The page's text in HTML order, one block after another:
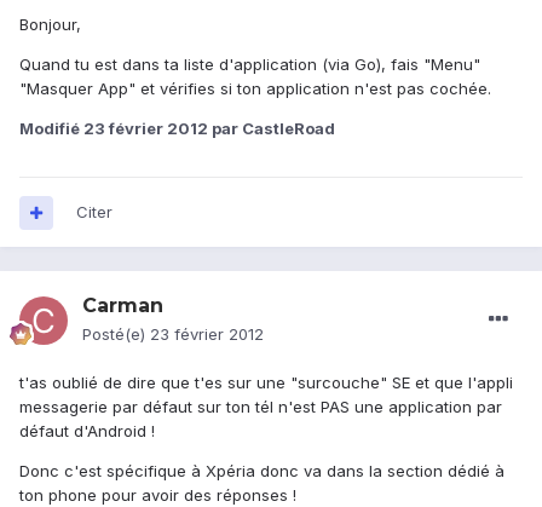
Bonjour,
Quand tu est dans ta liste d'application (via Go), fais "Menu"
"Masquer App" et vérifies si ton application n'est pas cochée.
Modifié 23 février 2012 par CastleRoad
Citer
Carman
Posté(e) 23 février 2012
t'as oublié de dire que t'es sur une "surcouche" SE et que l'appli
messagerie par défaut sur ton tél n'est PAS une application par
défaut d'Android !
Donc c'est spécifique à Xpéria donc va dans la section dédié à
ton phone pour avoir des réponses !